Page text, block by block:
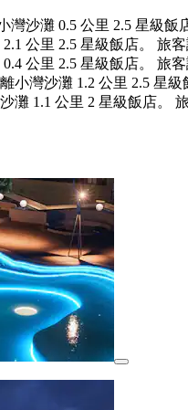
沙灘 0.5 公里 2.5 星級飯
公里 2.5 星級飯店。 旅
公里 2.5 星級飯店。 旅
小灣沙灘 1.2 公里 2.5 星級
灘 1.1 公里 2 星級飯店。